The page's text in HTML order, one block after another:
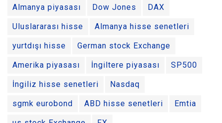
Almanya piyasası Dow Jones DAX
Uluslararası hisse Almanya hisse senetleri
yurtdışı hisse German stock Exchange
Amerika piyasası İngiltere piyasası SP500
İngiliz hisse senetleri Nasdaq
sgmk eurobond ABD hisse senetleri Emtia